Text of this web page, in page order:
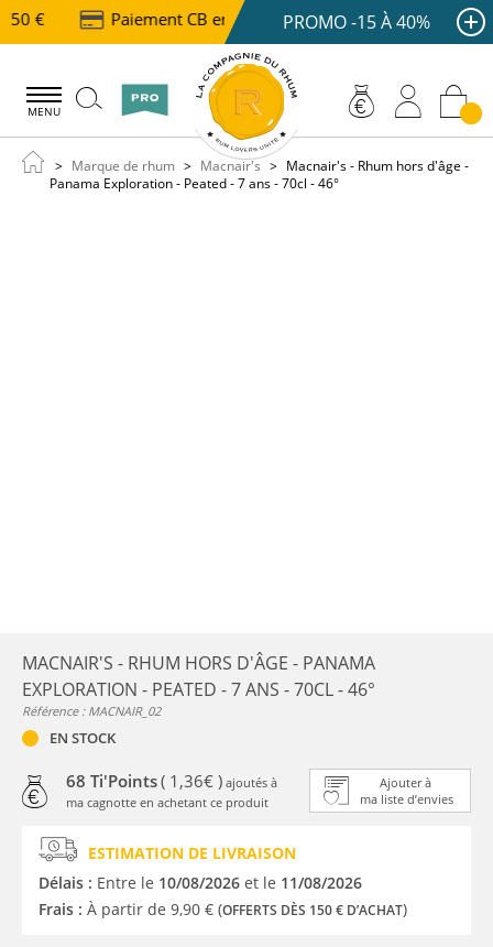
€ Paiement CB en 3 ou 4x dès 100 €
PROMO -15 À 40%
MENU
Marque de rhum Macnair's
Macnair's - Rhum hors d'âge -
Panama Exploration - Peated - 7 ans - 70cl - 46°
MACNAIR'S - RHUM HORS D'ÂGE - PANAMA
EXPLORATION - PEATED - 7 ANS - 70CL - 46°
Référence : MACNAIR_02
EN STOCK
Ajouter à
ma liste d’envies
68 Ti'Points( 1,36€ ) ajoutés à
ma cagnotte en achetant ce produit
ESTIMATION DE LIVRAISON
Délais : Entre le 10/08/2026 et le 11/08/2026
Frais : À partir de 9,90 € (OFFERTS DÈS 150 € D’ACHAT)